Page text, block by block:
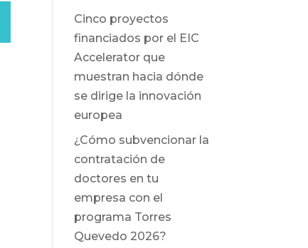
Cinco proyectos
financiados por el EIC
Accelerator que
muestran hacia dónde
se dirige la innovación
europea
¿Cómo subvencionar la
contratación de
doctores en tu
empresa con el
programa Torres
Quevedo 2026?